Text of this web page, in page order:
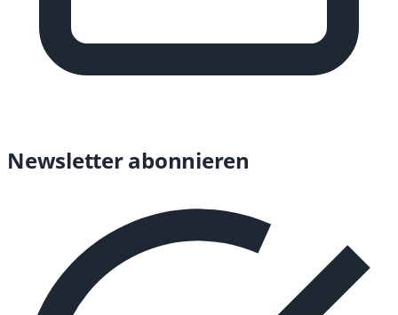
Newsletter abonnieren